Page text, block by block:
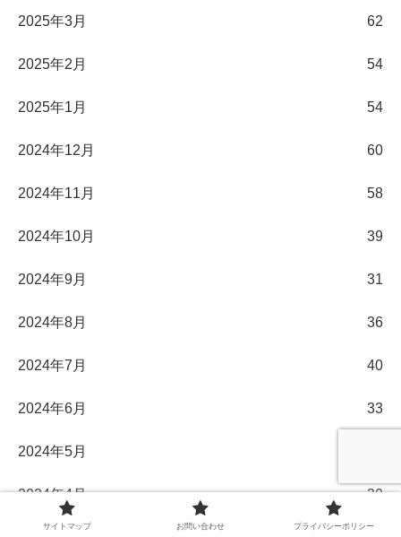
2025年3月 62
2025年2月 54
2025年1月 54
2024年12月 60
2024年11月 58
2024年10月 39
2024年9月 31
2024年8月 36
2024年7月 40
2024年6月 33
2024年5月
2024年4月 30
サイトマップ お問い合わせ プライバシーポリシー